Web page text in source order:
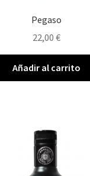
Pegaso
22,00 €
Añadir al carrito